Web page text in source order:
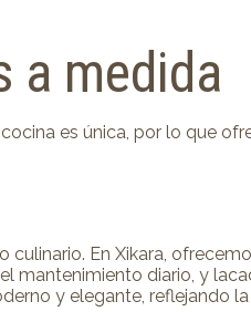
a medida
es única, por lo que
En Xikara,
mantenimiento diario, y
y elegante, reflejando